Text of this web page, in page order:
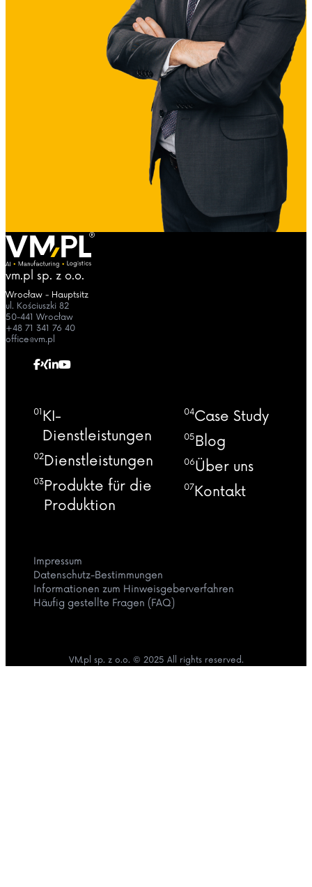
vm.pl sp. z o.o.
Wrocław - Hauptsitz
ul. Kościuszki 82
50-441 Wrocław
+48 71 341 76 40
office@vm.pl
01 KI-
Dienstleistungen
02Dienstleistungen
03Produkte für die
Produktion
04Case Study
05Blog
06Über uns
07Kontakt
Impressum
Datenschutz-Bestimmungen
Informationen zum Hinweisgeberverfahren
Häufig gestellte Fragen (FAQ)
VM.pl sp. z o.o. © 2025 All rights reserved.